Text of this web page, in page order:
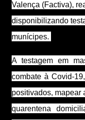
Valença (Factiva),
disponibilizando
munícipes.
A testagem em
combate à Covid-
positivados, mapear
quarentena